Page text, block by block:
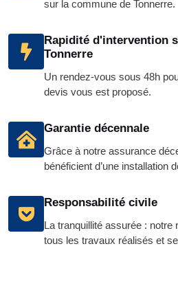
sur la commune de Tonnerre.
Rapidité d'intervention
Tonnerre
Un rendez-vous sous 48h
devis vous est proposé.
Garantie décennale
Grâce à notre assurance
bénéficient d’une installation
Responsabilité civile
La tranquillité assurée :
tous les travaux réalisés et